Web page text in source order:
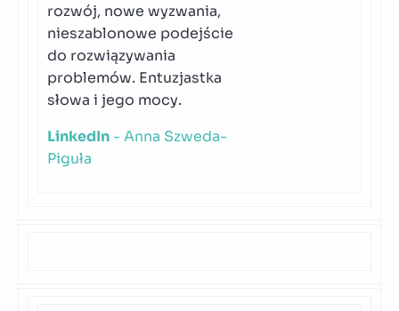
rozwój, nowe wyzwania,
nieszablonowe podejście
do rozwiązywania
problemów. Entuzjastka
słowa i jego mocy.
LinkedIn - Anna Szweda-
Piguła